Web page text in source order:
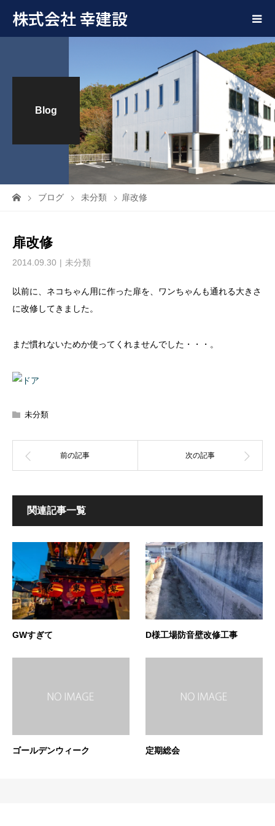
株式会社 幸建設
Blog
ブログ 未分類 扉改修
扉改修
2014.09.30 未分類
以前に、ネコちゃん用に作った扉を、ワンちゃんも通れる大きさ
に改修してきました。
まだ慣れないためか使ってくれませんでした・・・。
未分類
関連記事一覧
GWすぎて D様工場防音壁改修工事
ゴールデンウィーク 定期総会